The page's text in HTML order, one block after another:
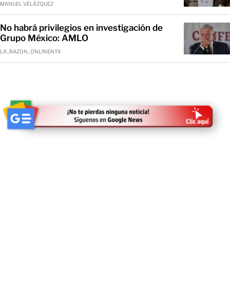
MANUEL VELÁZQUEZ
No habrá privilegios en investigación de
Grupo México: AMLO
LA_RAZON_ONLINENTX